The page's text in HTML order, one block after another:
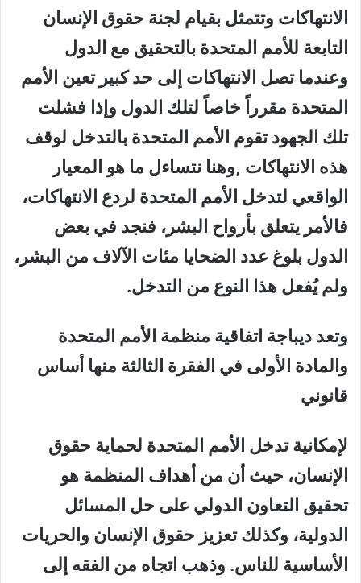
الانتهاكات وتتمثل بقيام لجنة حقوق الإنسان
التابعة للأمم المتحدة بالتحقيق مع الدول
وعندما تصل الانتهاكات إلى حد كبير تعين الأمم
المتحدة مقرراً خاصاً لتلك الدول وإذا فشلت
تلك الجهود تقوم الأمم المتحدة بالتدخل لوقف
هذه الانتهاكات ,وهنا نتساءل ما هو المعيار
الواقعي لتدخل الأمم المتحدة لردع الانتهاكات،
فالأمر يتعلق بأرواح البشر، فنجد في بعض
الدول بلوغ عدد الضحايا مئات الآلاف من البشر،
ولم يُفعل هذا النوع من التدخل.
وتعد ديباجة اتفاقية منظمة الأمم المتحدة
والمادة الأولى في الفقرة الثالثة منها أساس
قانوني
لإمكانية تدخل الأمم المتحدة لحماية حقوق
الإنسان، حيث أن من أهداف المنظمة هو
تحقيق التعاون الدولي على حل المسائل
الدولية، وكذلك تعزيز حقوق الإنسان والحريات
الأساسية للناس. وذهب اتجاه من الفقه إلى